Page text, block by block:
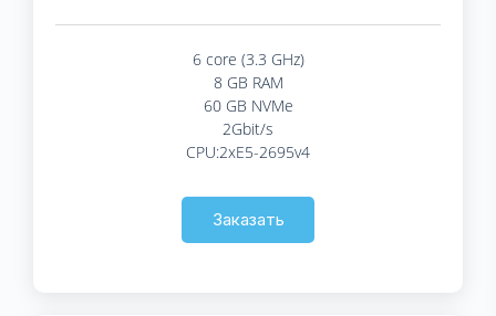
6 core (3.3 GHz)
8 GB RAM
60 GB NVMe
2Gbit/s
CPU:2xE5-2695v4
Заказать